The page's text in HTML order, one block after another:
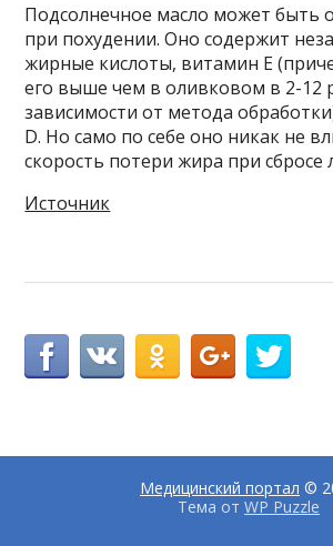
Подсолнечное масло может быть
при похудении. Оно содержит
жирные кислоты, витамин Е
его выше чем в оливковом в 2-12
зависимости от метода
D. Но само по себе оно никак не
скорость потери жира при сбросе
Источник
Медицинский портал ©
Тема от WP Puzzle